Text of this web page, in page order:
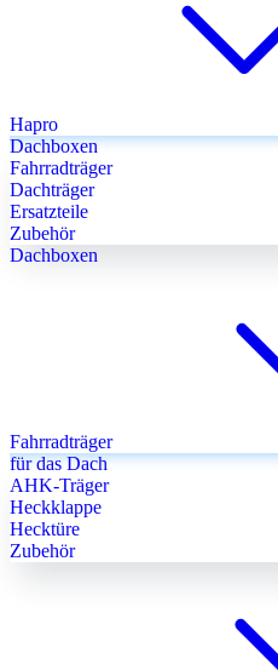
Hapro
Dachboxen
Fahrradträger
Dachträger
Ersatzteile
Zubehör
Dachboxen
Fahrradträger
für das Dach
AHK-Träger
Heckklappe
Hecktüre
Zubehör